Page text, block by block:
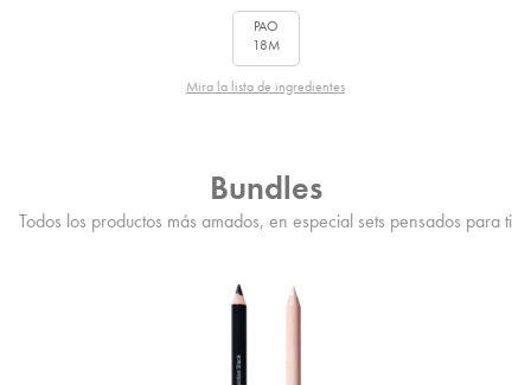
PAO
18M
Mira la lista de ingredientes
Bundles
Todos los productos más amados, en especial sets pensados para ti